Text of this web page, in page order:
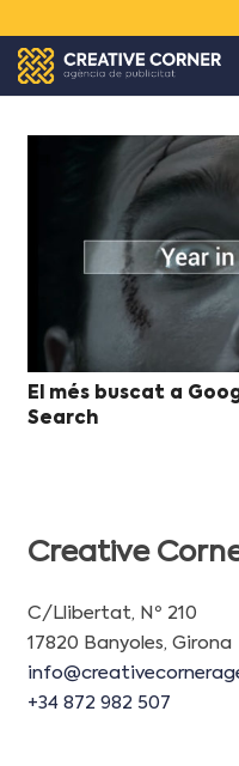
El més buscat a
Search
Creative
C/Llibertat, Nº 210
17820 Banyoles, Girona
+34 872 982 507